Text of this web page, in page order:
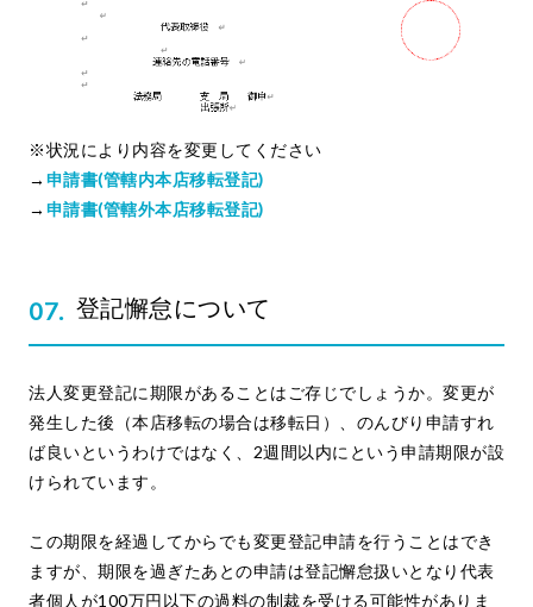
※状況により内容を変更してください
→ 申請書(管轄内本店移転登記)
→ 申請書(管轄外本店移転登記)
登記懈怠について
法人変更登記に期限があることはご存じでしょうか。変更が
発生した後（本店移転の場合は移転日）、のんびり申請すれ
ば良いというわけではなく、2週間以内にという申請期限が設
けられています。
この期限を経過してからでも変更登記申請を行うことはでき
ますが、期限を過ぎたあとの申請は登記懈怠扱いとなり代表
者個人が100万円以下の過料の制裁を受ける可能性がありま